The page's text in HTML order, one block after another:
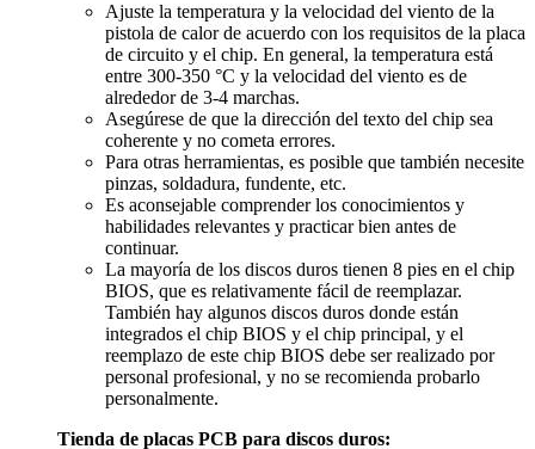
Ajuste la temperatura y la velocidad del viento de la
pistola de calor de acuerdo con los requisitos de la placa
de circuito y el chip. En general, la temperatura está
entre 300-350 °C y la velocidad del viento es de
alrededor de 3-4 marchas.
Asegúrese de que la dirección del texto del chip sea
coherente y no cometa errores.
Para otras herramientas, es posible que también necesite
pinzas, soldadura, fundente, etc.
Es aconsejable comprender los conocimientos y
habilidades relevantes y practicar bien antes de
continuar.
La mayoría de los discos duros tienen 8 pies en el chip
BIOS, que es relativamente fácil de reemplazar.
También hay algunos discos duros donde están
integrados el chip BIOS y el chip principal, y el
reemplazo de este chip BIOS debe ser realizado por
personal profesional, y no se recomienda probarlo
personalmente.
Tienda de placas PCB para discos duros: